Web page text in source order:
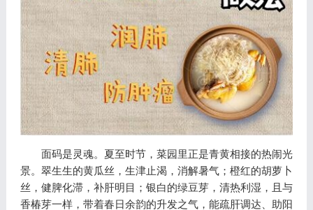
面码是灵魂。夏至时节，菜园里正是青黄相接的热闹光
景。翠生生的黄瓜丝，生津止渴，消解暑气；橙红的胡萝卜
丝，健脾化滞，补肝明目；银白的绿豆芽，清热利湿，且与
香椿芽一样，带着春日余韵的升发之气，能疏肝调达、助阳